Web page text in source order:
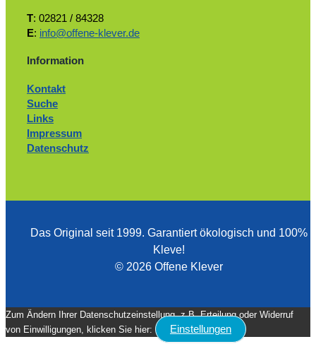
T: 02821 / 84328
E: info@offene-klever.de
Information
Kontakt
Suche
Links
Impressum
Datenschutz
Das Original seit 1999. ­Garantiert ökologisch und 100%
Kleve!
© 2026 Offene Klever
Zum Ändern Ihrer Datenschutzeinstellung, z.B. Erteilung oder Widerruf
von Einwilligungen, klicken Sie hier:
Einstellungen